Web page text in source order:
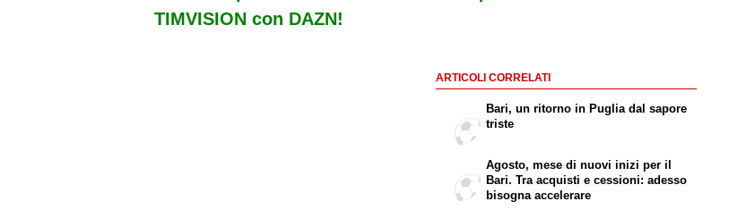
TIMVISION con DAZN!
ARTICOLI CORRELATI
Bari, un ritorno in Puglia dal sapore
triste
Agosto, mese di nuovi inizi per il
Bari. Tra acquisti e cessioni: adesso
bisogna accelerare